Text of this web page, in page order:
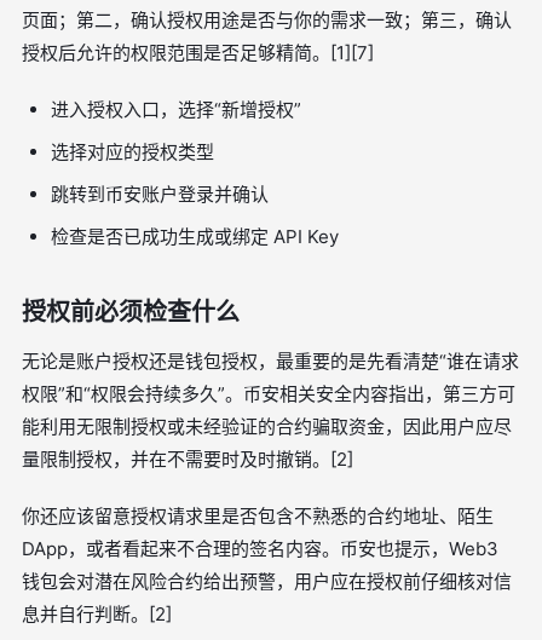
页面；第二，确认授权用途是否与你的需求一致；第三，确认
授权后允许的权限范围是否足够精简。[1][7]
进入授权入口，选择“新增授权”
选择对应的授权类型
跳转到币安账户登录并确认
检查是否已成功生成或绑定 API Key
授权前必须检查什么
无论是账户授权还是钱包授权，最重要的是先看清楚“谁在请求
权限”和“权限会持续多久”。币安相关安全内容指出，第三方可
能利用无限制授权或未经验证的合约骗取资金，因此用户应尽
量限制授权，并在不需要时及时撤销。[2]
你还应该留意授权请求里是否包含不熟悉的合约地址、陌生
DApp，或者看起来不合理的签名内容。币安也提示，Web3
钱包会对潜在风险合约给出预警，用户应在授权前仔细核对信
息并自行判断。[2]